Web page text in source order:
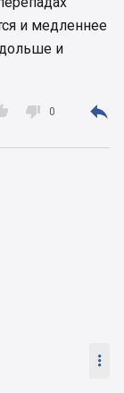
и медленнее
и
 0 
